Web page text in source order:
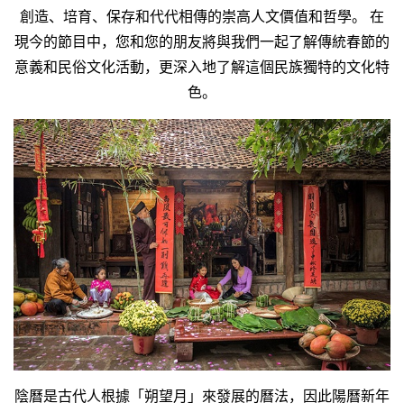
越
南
最
合
作
夥
伴！
越
南
LOCAL
旅
行
社
創造、培育、保存和代代相傳的崇高人文價值和哲學。 在
現今的節目中，您和您的朋友將與我們一起了解傳統春節的
意義和民俗文化活動，更深入地了解這個民族獨特的文化特
色。
陰曆是古代人根據「朔望月」來發展的曆法，因此陽曆新年